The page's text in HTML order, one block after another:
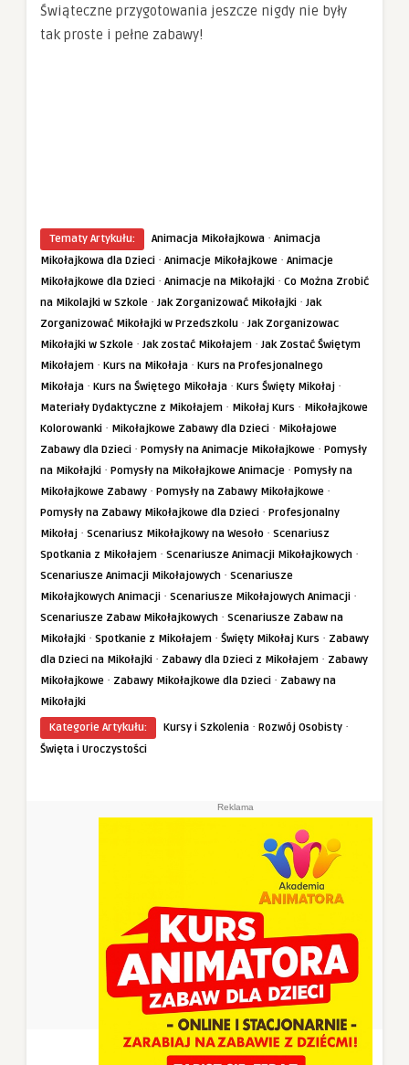
Świąteczne przygotowania jeszcze nigdy nie były
tak proste i pełne zabawy!
Tematy Artykułu: Animacja Mikołajkowa · Animacja
Mikołajkowa dla Dzieci · Animacje Mikołajkowe · Animacje
Mikołajkowe dla Dzieci · Animacje na Mikołajki · Co Można Zrobić
na Mikolajki w Szkole · Jak Zorganizować Mikołajki · Jak
Zorganizować Mikołajki w Przedszkolu · Jak Zorganizowac
Mikołajki w Szkole · Jak zostać Mikołajem · Jak Zostać Świętym
Mikołajem · Kurs na Mikołaja · Kurs na Profesjonalnego
Mikołaja · Kurs na Świętego Mikołaja · Kurs Święty Mikołaj ·
Materiały Dydaktyczne z Mikołajem · Mikołaj Kurs · Mikołajkowe
Kolorowanki · Mikołajkowe Zabawy dla Dzieci · Mikołajowe
Zabawy dla Dzieci · Pomysły na Animacje Mikołajkowe · Pomysły
na Mikołajki · Pomysły na Mikołajkowe Animacje · Pomysły na
Mikołajkowe Zabawy · Pomysły na Zabawy Mikołajkowe ·
Pomysły na Zabawy Mikołajkowe dla Dzieci · Profesjonalny
Mikołaj · Scenariusz Mikołajkowy na Wesoło · Scenariusz
Spotkania z Mikołajem · Scenariusze Animacji Mikołajkowych ·
Scenariusze Animacji Mikołajowych · Scenariusze
Mikołajkowych Animacji · Scenariusze Mikołajowych Animacji ·
Scenariusze Zabaw Mikołajkowych · Scenariusze Zabaw na
Mikołajki · Spotkanie z Mikołajem · Święty Mikołaj Kurs · Zabawy
dla Dzieci na Mikołajki · Zabawy dla Dzieci z Mikołajem · Zabawy
Mikołajkowe · Zabawy Mikołajkowe dla Dzieci · Zabawy na
Mikołajki
Kategorie Artykułu:
Kursy i Szkolenia · Rozwój Osobisty ·
Święta i Uroczystości
Reklama